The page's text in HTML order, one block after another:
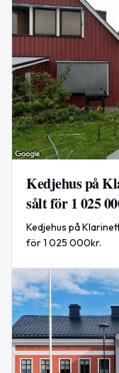
Kedjehus på
sålt för 1 025
Kedjehus på
för 1 025 000kr.